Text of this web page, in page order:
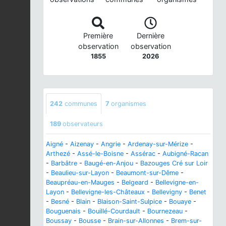
Première
observation
1855
Dernière
observation
2026
242 communes 7 organismes
189 observateurs
Aigné - Aizenay - Angrie - Ardenay-sur-Mérize -
Arthezé - Assé-le-Boisne - Assérac - Aubigné-Racan
- Barbâtre - Baugé-en-Anjou - Bazouges Cré sur Loir
- Beaulieu-sur-Layon - Beaumont-sur-Dême -
Beaupréau-en-Mauges - Belgeard - Bellevigne-en-
Layon - Bellevigne-les-Châteaux - Bellevigny - Benet
- Besné - Blain - Blaison-Saint-Sulpice - Bouaye -
Bouguenais - Bouillé-Courdault - Bournezeau -
Boussay - Bousse - Brain-sur-Allonnes - Brem-sur-